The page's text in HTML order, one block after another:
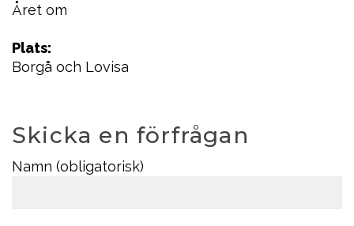
Året om
Plats:
Borgå och Lovisa
Skicka en förfrågan
Namn (obligatorisk)